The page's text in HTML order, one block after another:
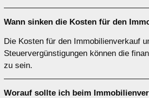
Wann sinken die Kosten für den
Die Kosten für den Immobilienverkauf
Steuervergünstigungen können die
zu sein.
Worauf sollte ich beim